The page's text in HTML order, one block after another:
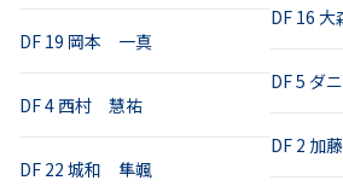
DF 16 大
DF5 ダ
DF 2 加
DF 19 岡本 一真
DF4 西村 慧祐
DF 22 城和 隼颯